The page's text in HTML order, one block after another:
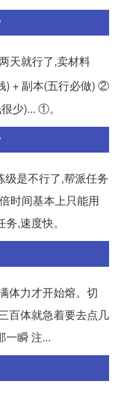
天就行了,卖材料
) + 副本(五行必做) ②
少)... ①。
级是不行了,帮派任务
时间基本上只能用
,速度快。
体力才开始熔。切
百体就急着要去点几
一瞬 注...